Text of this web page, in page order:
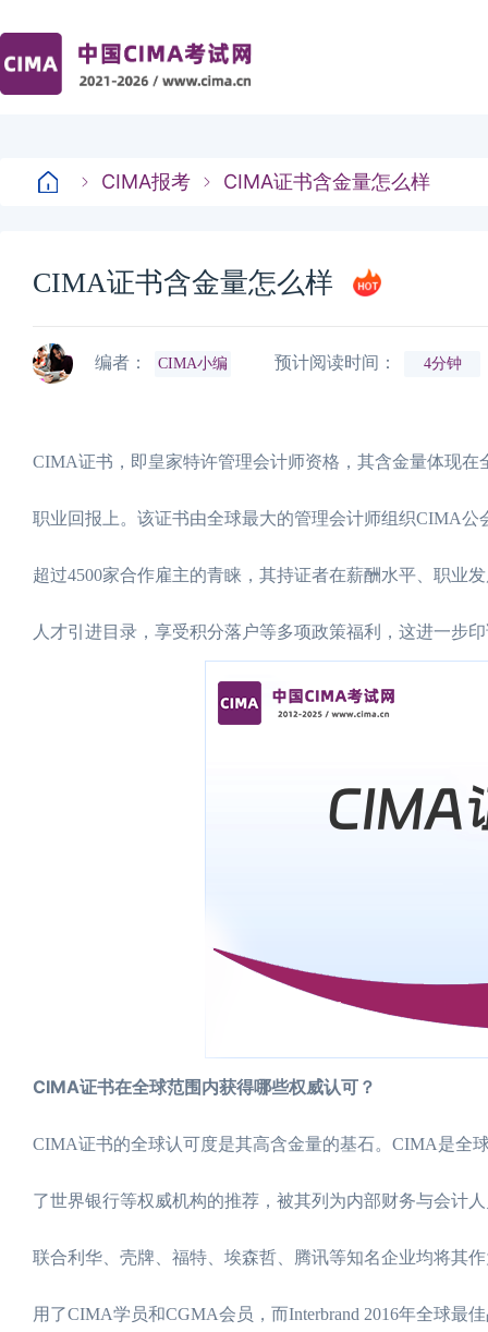
CIMA报考 CIMA证书含金量怎么样
CIMA证书含金量怎么样
编者： CIMA小编 预计阅读时间： 4分钟
CIMA证书，即皇家特许管理会计师资格，其含金量体现
职业回报上。该证书由全球最大的管理会计师组织CIMA
超过4500家合作雇主的青睐，其持证者在薪酬水平、职业
人才引进目录，享受积分落户等多项政策福利，这进一步
CIMA证书在全球范围内获得哪些权威认可？
CIMA证书的全球认可度是其高含金量的基石。CIMA是全
了世界银行等权威机构的推荐，被其列为内部财务与会计
联合利华、壳牌、福特、埃森哲、腾讯等知名企业均将其
用了CIMA学员和CGMA会员，而Interbrand 2016年全球